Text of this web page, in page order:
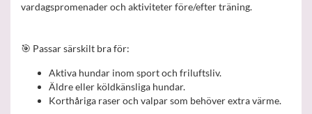
vardagspromenader och aktiviteter före/efter träning.
🎯 Passar särskilt bra för:
Aktiva hundar inom sport och friluftsliv.
Äldre eller köldkänsliga hundar.
Korthåriga raser och valpar som behöver extra värme.